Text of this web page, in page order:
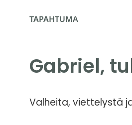
TAPAHTUMA
Gabriel,
Valheita, viettelystä